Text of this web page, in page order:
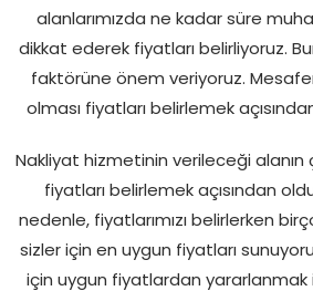
alanlarımızda ne kadar süre
dikkat ederek fiyatları belirliyoruz.
faktörüne önem veriyoruz.
olması fiyatları belirlemek
Nakliyat hizmetinin verileceği alanın
fiyatları belirlemek açısından
nedenle, fiyatlarımızı belirlerken
sizler için en uygun fiyatları
için uygun fiyatlardan yararlanmak